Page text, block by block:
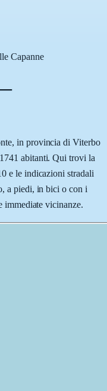
Capanne
in provincia di Viterbo
abitanti. Qui trovi la
e le indicazioni stradali
a piedi, in bici o con i
immediate vicinanze.